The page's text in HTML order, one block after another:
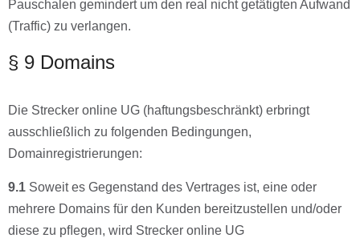
Pauschalen gemindert um den real nicht getätigten Aufwand
(Traffic) zu verlangen.
§ 9 Domains
Die Strecker online UG (haftungsbeschränkt) erbringt
ausschließlich zu folgenden Bedingungen,
Domainregistrierungen:
9.1 Soweit es Gegenstand des Vertrages ist, eine oder
mehrere Domains für den Kunden bereitzustellen und/oder
diese zu pﬂegen, wird Strecker online UG